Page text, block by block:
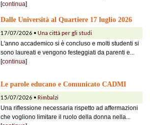
[continua]
Dalle Università al Quartiere 17 luglio 2026
17/07/2026 • Una città per gli studi
L'anno accademico si è concluso e molti studenti si
sono laureati e vengono festeggiati da parenti e...
[continua]
Le parole educano e Comunicato CADMI
15/07/2026 • Rimbalzi
Una riflessione necessaria rispetto ad affermazioni
che vogliono limitare il ruolo della donna nella...